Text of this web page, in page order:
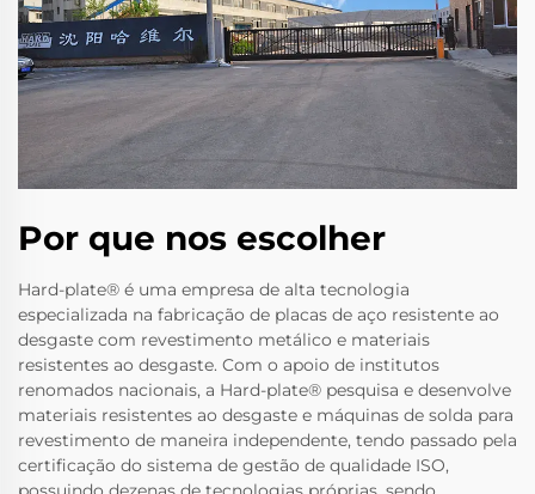
Por que nos escolher
Hard-plate® é uma empresa de alta tecnologia
especializada na fabricação de placas de aço resistente ao
desgaste com revestimento metálico e materiais
resistentes ao desgaste. Com o apoio de institutos
renomados nacionais, a Hard-plate® pesquisa e desenvolve
materiais resistentes ao desgaste e máquinas de solda para
revestimento de maneira independente, tendo passado pela
certificação do sistema de gestão de qualidade ISO,